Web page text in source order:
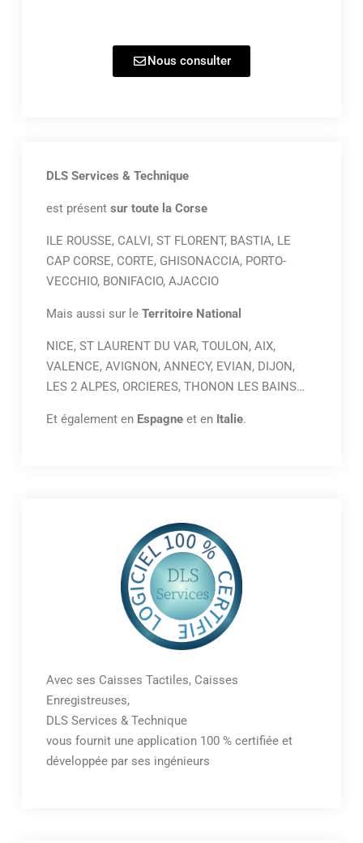
Nous consulter
DLS Services & Technique
est présentsur toute la Corse
ILE ROUSSE, CALVI, ST FLORENT, BASTIA, LE
CAP CORSE, CORTE, GHISONACCIA, PORTO-
VECCHIO, BONIFACIO, AJACCIO
Mais aussi sur le Territoire National
NICE, ST LAURENT DU VAR, TOULON, AIX,
VALENCE, AVIGNON, ANNECY, EVIAN, DIJON,
LES 2 ALPES, ORCIERES, THONON LES BAINS…
Et également en Espagneet en Italie.
Avec ses Caisses Tactiles, Caisses
Enregistreuses,
DLS Services & Technique
vous fournit une application 100 % certifiée et
développée par ses ingénieurs